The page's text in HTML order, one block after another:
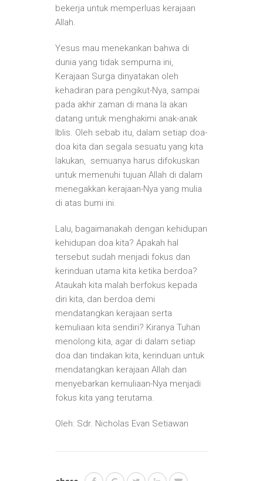
bekerja untuk memperluas kerajaan
Allah.
Yesus mau menekankan bahwa di
dunia yang tidak sempurna ini,
Kerajaan Surga dinyatakan oleh
kehadiran para pengikut-Nya, sampai
pada akhir zaman di mana Ia akan
datang untuk menghakimi anak-anak
Iblis. Oleh sebab itu, dalam setiap doa-
doa kita dan segala sesuatu yang kita
lakukan, semuanya harus difokuskan
untuk memenuhi tujuan Allah di dalam
menegakkan kerajaan-Nya yang mulia
di atas bumi ini.
Lalu, bagaimanakah dengan kehidupan
kehidupan doa kita? Apakah hal
tersebut sudah menjadi fokus dan
kerinduan utama kita ketika berdoa?
Ataukah kita malah berfokus kepada
diri kita, dan berdoa demi
mendatangkan kerajaan serta
kemuliaan kita sendiri? Kiranya Tuhan
menolong kita, agar di dalam setiap
doa dan tindakan kita, kerinduan untuk
mendatangkan kerajaan Allah dan
menyebarkan kemuliaan-Nya menjadi
fokus kita yang terutama.
Oleh: Sdr. Nicholas Evan Setiawan